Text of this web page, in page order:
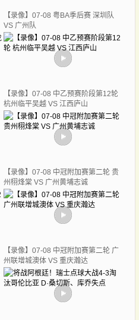
【录像】07-08 粤BA季后赛 深圳队
VS 广州队
【录像】07-08 中乙预赛阶段第12轮
杭州临平吴越 VS 江西庐山
【录像】07-08 中冠附加赛第二轮 贵
州栩烽棠 VS 广州黄埔志诚
【录像】07-08 中冠附加赛第二轮 广
州联增城澳体 VS 重庆瀚达